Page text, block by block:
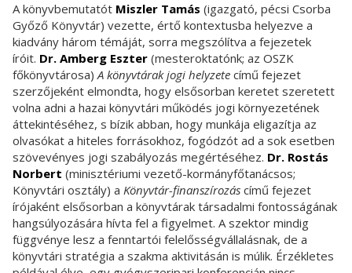
A könyvbemutatót Miszler Tamás (igazgató, pécsi Csorba
Győző Könyvtár) vezette, értő kontextusba helyezve a
kiadvány három témáját, sorra megszólítva a fejezetek
íróit. Dr. Amberg Eszter (mesteroktatónk; az OSZK
főkönyvtárosa)A könyvtárak jogi helyzete című fejezet
szerzőjeként elmondta, hogy elsősorban keretet szeretett
volna adni a hazai könyvtári működés jogi környezetének
áttekintéséhez, s bízik abban, hogy munkája eligazítja az
olvasókat a hiteles forrásokhoz, fogódzót ad a sok esetben
szövevényes jogi szabályozás megértéséhez. Dr. Rostás
Norbert (minisztériumi vezető-kormányfőtanácsos;
Könyvtári osztály) a Könyvtár-finanszírozás című fejezet
írójaként elsősorban a könyvtárak társadalmi fontosságának
hangsúlyozására hívta fel a figyelmet. A szektor mindig
függvénye lesz a fenntartói felelősségvállalásnak, de a
könyvtári stratégia a szakma aktivitásán is múlik. Érzékletes